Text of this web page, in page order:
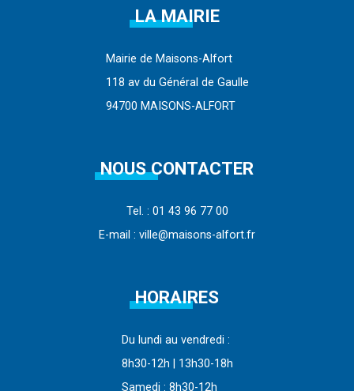
LA MAIRIE
Mairie de Maisons-Alfort
118 av du Général de Gaulle
94700 MAISONS-ALFORT
NOUS CONTACTER
Tel. : 01 43 96 77 00
E-mail : ville@maisons-alfort.fr
HORAIRES
Du lundi au vendredi :
8h30-12h | 13h30-18h
Samedi : 8h30-12h